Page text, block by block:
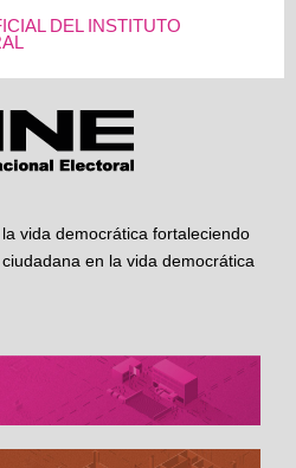
DEL INSTITUTO
vida democrática fortaleciendo
en la vida democrática